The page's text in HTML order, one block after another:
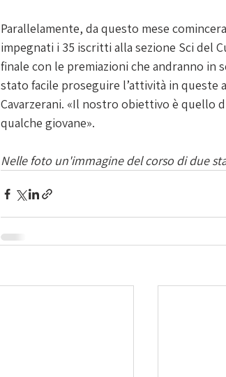
Parallelamente, da questo mese
impegnati i 35 iscritti alla sezione Sci del
finale con le premiazioni che andranno in
stato facile proseguire l’attività in queste
Cavarzerani. «Il nostro obiettivo è quello
qualche giovane».
Nelle foto un'immagine del corso di due